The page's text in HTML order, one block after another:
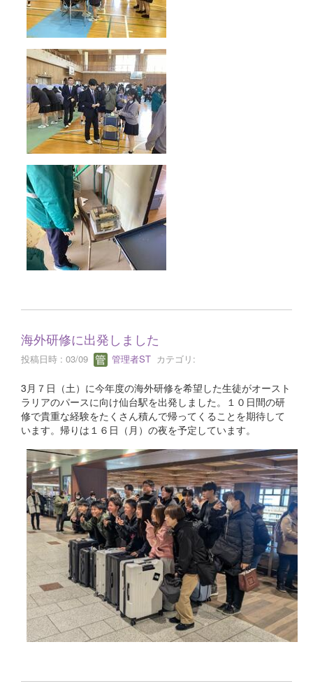
海外研修に出発しました
投稿日時 : 03/09 管理者ST カテゴリ:
3月７日（土）に今年度の海外研修を希望した生徒がオースト
ラリアのパースに向け仙台駅を出発しました。１０日間の研
修で貴重な経験をたくさん積んで帰ってくることを期待して
います。帰りは１６日（月）の夜を予定しています。